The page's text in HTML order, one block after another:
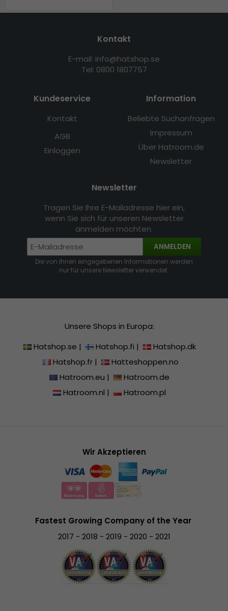
Kontakt
E-mail: info@hatshop.se
Tel: 0800 1807757
Kundeservice
Kontakt
AGB
Einloggen
Information
Beliebte Suchanfragen
Impressum
Über Hatroom.de
Newsletter
Newsletter
Tragen Sie Ihre E-Mailadresse hier ein,
wenn Sie sich für unseren Newsletter
anmelden möchten.
ANMELDEN
Die von Ihnen eingegebenen Informationen werden
nur für unsere Newsletter verwendet.
Unsere Shops in Europa:
Hatshop.se | Hatshop.fi |
Hatshop.dk
Hatshop.fr|
Hatteshoppen.no
Hatroom.eu |
Hatroom.de
Hatroom.nl | Hatroom.pl
Wir Akzeptieren
Fastest Growing Company of the Year
2017 - 2018 - 2019 - 2020 - 2021